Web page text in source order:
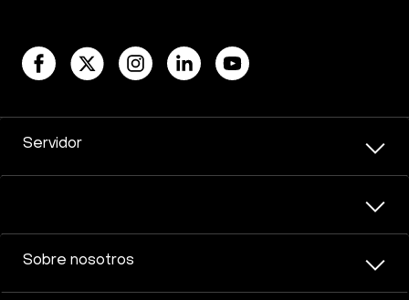
Servidor
Sobre nosotros